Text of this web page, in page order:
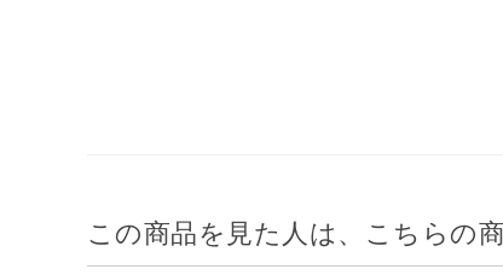
この商品を見た人は、こちらの